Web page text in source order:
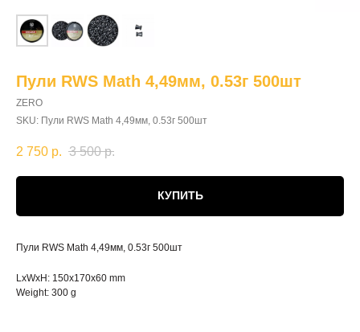
Пули RWS Math 4,49мм, 0.53г 500шт
ZERO
SKU: Пули RWS Math 4,49мм, 0.53г 500шт
2 750 р. 3 500 р.
КУПИТЬ
Пули RWS Math 4,49мм, 0.53г 500шт
LxWxH: 150x170x60 mm
Weight: 300 g